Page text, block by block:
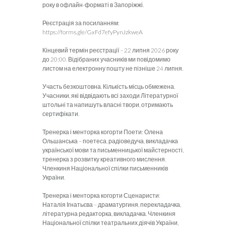
року в офлайн-форматі в Запоріжжі.
Реєстрація за посиланням:
https://forms.gle/GxFd7efyPynJzkweA
Кінцевий термін реєстрації – 22 липня 2026 року
до 20:00. Відібраних учасників ми повідомимо
листом на електронну пошту не пізніше 24 липня.
Участь безкоштовна. Кількість місць обмежена.
Учасники, які відвідають всі заходи Літературної
штольні та напишуть власні твори, отримають
сертифікати.
Тренерка і менторка когорти Поети: Олена
Ольшанська – поетеса, радіоведуча, викладачка
української мови та письменницької майстерності,
тренерка з розвитку креативного мислення.
Членкиня Національної спілки письменників
України.
Тренерка і менторка когорти Сценаристи:
Наталія Ігнатьєва – драматургиня, перекладачка,
літературна редакторка, викладачка. Членкиня
Національної спілки театральних діячів України,